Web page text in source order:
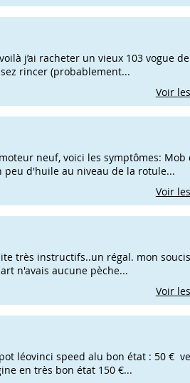
j’ai racheter un vieux 103 vogue
rincer (probablement...
Voir les
neuf, voici les symptômes: Mob
peu d'huile au niveau de la rotule...
Voir les
très instructifs..un régal. mon
n'avais aucune pèche...
Voir les
léovinci speed alu bon état : 50 €
en très bon état 150 €...